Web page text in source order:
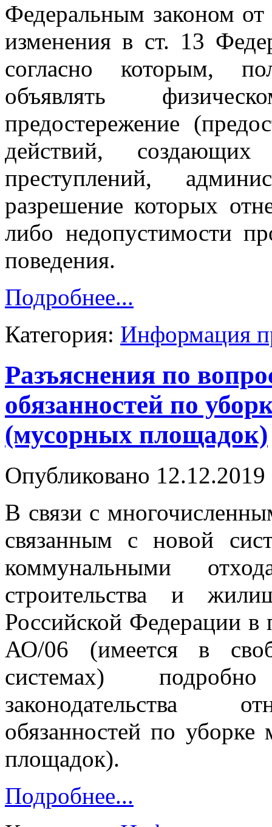
Федеральным законом
изменения в ст. 13
согласно которым,
объявлять
предостережение
действий,
преступлений,
разрешение которых
либо недопустимости
поведения.
Подробнее...
Категория: Информация
Разъяснения по
обязанностей по
(мусорных площадок)
Опубликовано
В связи с
связанным с новой
коммунальными
строительства и
Российской Федерации
АО/06 (имеется в
системах)
законодательства
обязанностей по
площадок).
Подробнее...